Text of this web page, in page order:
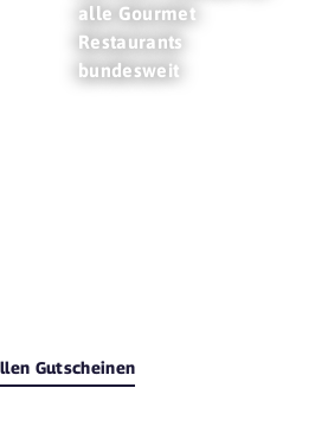
alle Gourmet
Restaurants
bundesweit
Gutscheinen